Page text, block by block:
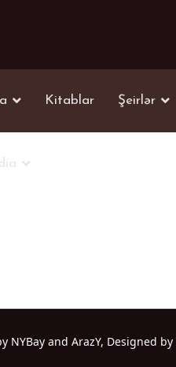
Kitablar Şeirlər
and ArazY, Designed by